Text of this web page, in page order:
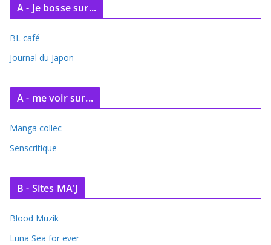
A - Je bosse sur...
BL café
Journal du Japon
A - me voir sur...
Manga collec
Senscritique
B - Sites MA'J
Blood Muzik
Luna Sea for ever